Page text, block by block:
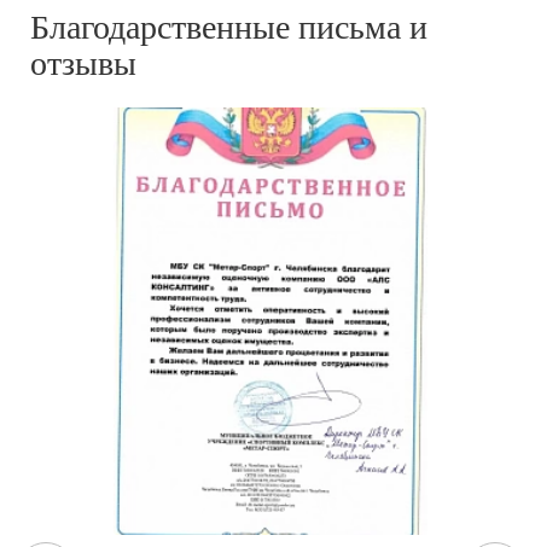
Благодарственные письма и
отзывы